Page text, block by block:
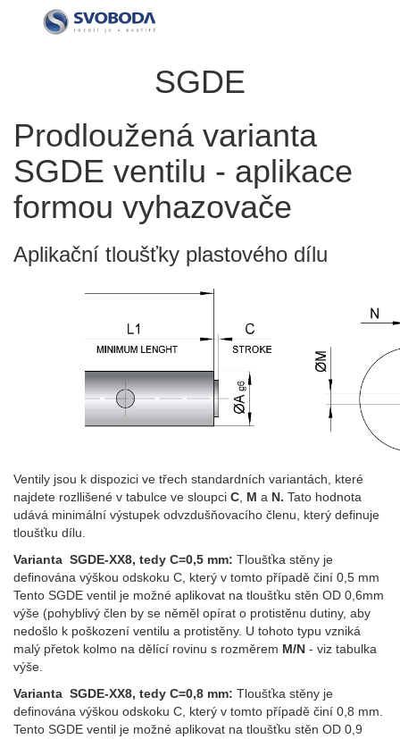
SGDE
Prodloužená varianta
SGDE ventilu - aplikace
formou vyhazovače
Aplikační tloušťky plastového dílu
Ventily jsou k dispozici ve třech standardních variantách, které
najdete rozllišené v tabulce ve sloupci C M a N. Tato hodnota
udává minimální výstupek odvzdušňovacího členu, který definuje
tloušťku dílu.
Varianta SGDE-XX8, tedy C=0,5 mm: Tloušťka stěny je
definována výškou odskoku C, který v tomto případě činí 0,5 mm
Tento SGDE ventil je možné aplikovat na tloušťku stěn OD 0,6mm
výše (pohyblivý člen by se něměl opírat o protistěnu dutiny, aby
nedošlo k poškození ventilu a protistěny. U tohoto typu vzniká
malý přetok kolmo na dělící rovinu s rozměrem M/N - viz tabulka
výše.
Varianta SGDE-XX8, tedy C=0,8 mm: Tloušťka stěny je
definována výškou odskoku C, který v tomto případě činí 0,8 mm.
Tento SGDE ventil je možné aplikovat na tloušťku stěn OD 0,9